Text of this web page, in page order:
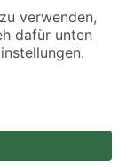
sind unter
beziehen
hier